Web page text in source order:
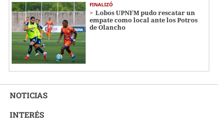
FINALIZÓ
Lobos UPNFM pudo rescatar un
empate como local ante los Potros
de Olancho
NOTICIAS
INTERÉS